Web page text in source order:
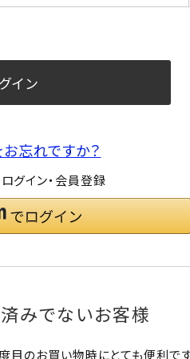
イン
忘れですか？
グイン・会員登録
みでないお客様
目のお買い物時にとても便利です